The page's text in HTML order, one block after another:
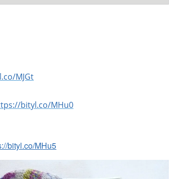
MJGt
bityl.co/MHu0
bityl.co/MHu5